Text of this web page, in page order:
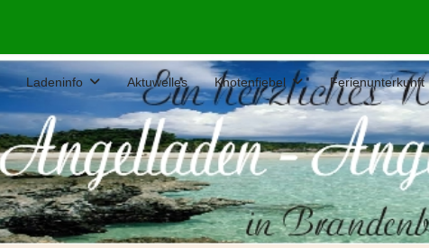
Ladeninfo Aktuwelles Knotenfiebel Ferienunterkunft